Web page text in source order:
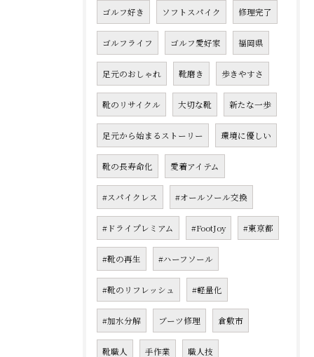
ゴルフ好き ソフトスパイク 修理完了
ゴルフライフ ゴルフ愛好家 福岡県
足元のおしゃれ 靴磨き 歩きやすさ
靴のリサイクル 大切な靴 新たな一歩
足元から始まるストーリー 環境に優しい
靴の長寿命化 愛着アイテム
#スパイクレス #オールソール交換
#ドライプレミアム #FootJoy #東京都
#靴の再生 #ハーフソール
#靴のリフレッシュ #軽量化
#加水分解 ブーツ修理 倉敷市
靴職人 手作業 職人技